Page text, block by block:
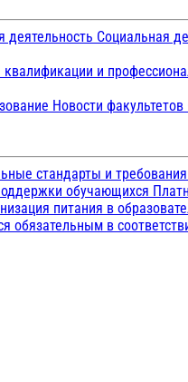
Социальная
и
Новости факультетов
стандарты и требования
обучающихся
питания в
в